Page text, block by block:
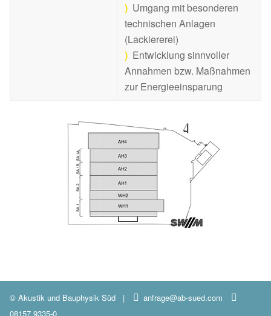
) Umgang mit besonderen
technischen Anlagen
(Lackiererei)
) Entwicklung sinnvoller
Annahmen bzw. Maßnahmen
zur Energieeinsparung
© Akustik und Bauphysik Süd |
anfrage@ab-sued.com
08157 9335-0